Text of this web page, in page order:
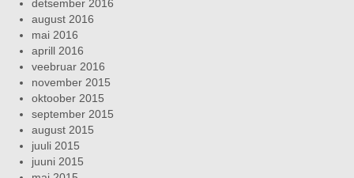
detsember 2016
august 2016
mai 2016
aprill 2016
veebruar 2016
november 2015
oktoober 2015
september 2015
august 2015
juuli 2015
juuni 2015